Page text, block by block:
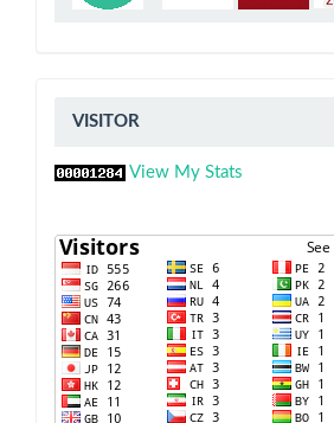
VISITOR
VISITOR
View My Stats